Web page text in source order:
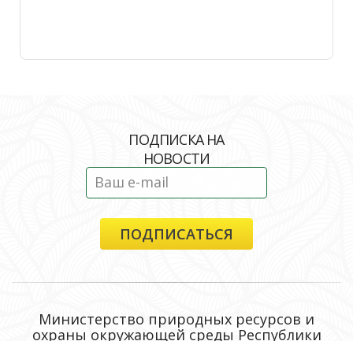
ПОДПИСКА НА
НОВОСТИ
Министерство природных ресурсов и
охраны окружающей среды Республики